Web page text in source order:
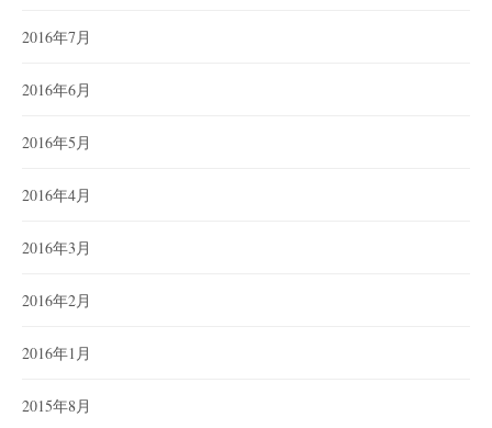
2016年7月
2016年6月
2016年5月
2016年4月
2016年3月
2016年2月
2016年1月
2015年8月